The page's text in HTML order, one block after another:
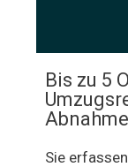
Bis zu 5
Sie